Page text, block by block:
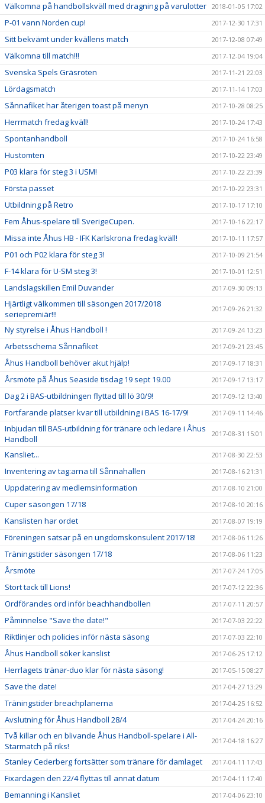
Välkomna på handbollskväll med dragning på varulotter 2018-01-05 17:02
P-01 vann Norden cup! 2017-12-30 17:31
Sitt bekvämt under kvällens match 2017-12-08 07:49
Välkomna till match!!! 2017-12-04 19:04
Svenska Spels Gräsroten 2017-11-21 22:03
Lördagsmatch 2017-11-14 17:03
Sånnafiket har återigen toast på menyn 2017-10-28 08:25
Herrmatch fredag kväll! 2017-10-24 17:43
Spontanhandboll 2017-10-24 16:58
Hustomten 2017-10-22 23:49
P03 klara för steg 3 i USM! 2017-10-22 23:39
Första passet 2017-10-22 23:31
Utbildning på Retro 2017-10-17 17:10
Fem Åhus-spelare till SverigeCupen. 2017-10-16 22:17
Missa inte Åhus HB - IFK Karlskrona fredag kväll! 2017-10-11 17:57
P01 och P02 klara för steg 3! 2017-10-09 21:54
F-14 klara för U-SM steg 3! 2017-10-01 12:51
Landslagskillen Emil Duvander 2017-09-30 09:13
Hjärtligt välkommen till säsongen 2017/2018
seriepremiär!!!
2017-09-26 21:32
Ny styrelse i Åhus Handboll ! 2017-09-24 13:23
Arbetsschema Sånnafiket 2017-09-21 23:45
Åhus Handboll behöver akut hjälp! 2017-09-17 18:31
Årsmöte på Åhus Seaside tisdag 19 sept 19.00 2017-09-17 13:17
Dag 2 i BAS-utbildningen flyttad till lö 30/9! 2017-09-12 13:40
Fortfarande platser kvar till utbildning i BAS 16-17/9! 2017-09-11 14:46
Inbjudan till BAS-utbildning för tränare och ledare i Åhus
Handboll
2017-08-31 15:01
Kansliet... 2017-08-30 22:53
Inventering av tag:arna till Sånnahallen 2017-08-16 21:31
Uppdatering av medlemsinformation 2017-08-10 21:00
Cuper säsongen 17/18 2017-08-10 20:16
Kanslisten har ordet 2017-08-07 19:19
Föreningen satsar på en ungdomskonsulent 2017/18! 2017-08-06 11:26
Träningstider säsongen 17/18 2017-08-06 11:23
Årsmöte 2017-07-24 17:05
Stort tack till Lions! 2017-07-12 22:36
Ordförandes ord inför beachhandbollen 2017-07-11 20:57
Påminnelse "Save the date!" 2017-07-03 22:22
Riktlinjer och policies inför nästa säsong 2017-07-03 22:10
Åhus Handboll söker kanslist 2017-06-25 17:12
Herrlagets tränar-duo klar för nästa säsong! 2017-05-15 08:27
Save the date! 2017-04-27 13:29
Träningstider breachplanerna 2017-04-25 16:52
Avslutning för Åhus Handboll 28/4 2017-04-24 20:16
Två killar och en blivande Åhus Handboll-spelare i All-
Starmatch på riks!
2017-04-18 16:27
Stanley Cederberg fortsätter som tränare för damlaget 2017-04-11 17:43
Fixardagen den 22/4 flyttas till annat datum 2017-04-11 17:40
Bemanning i Kansliet 2017-04-06 23:10